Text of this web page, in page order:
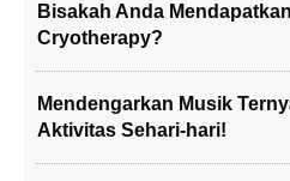
Bisakah Anda
Cryotherapy?
Mendengarkan Musik
Aktivitas Sehari-hari!